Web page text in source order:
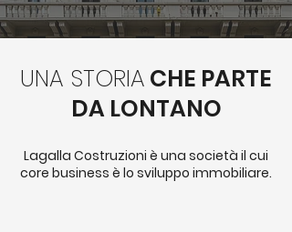
UNA STORIA CHE PARTE
DA LONTANO
Lagalla Costruzioni è una società il cui
core business è lo sviluppo immobiliare.